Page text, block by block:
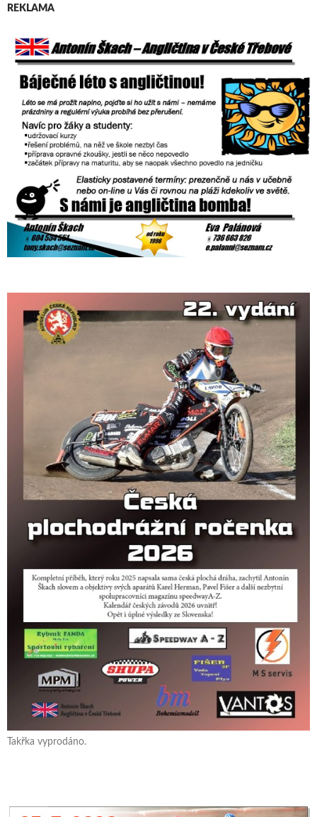
REKLAMA
Takřka vyprodáno.